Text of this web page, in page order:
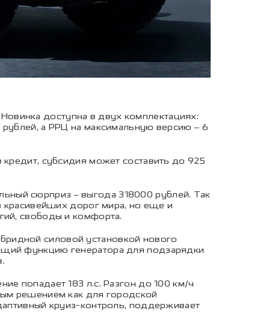
доступна в двух комплектациях:
рублей, а РРЦ на максимальную версию – 6
кредит, субсидия может составить до 925
сюрприз – выгода 318000 рублей. Так
красивейших дорог мира, но еще и
свободы и комфорта.
силовой установкой нового
функцию генератора для подзарядки
попадает 183 л.с. Разгон до 100 км/ч
решением как для городской
круиз-контроль, поддерживает